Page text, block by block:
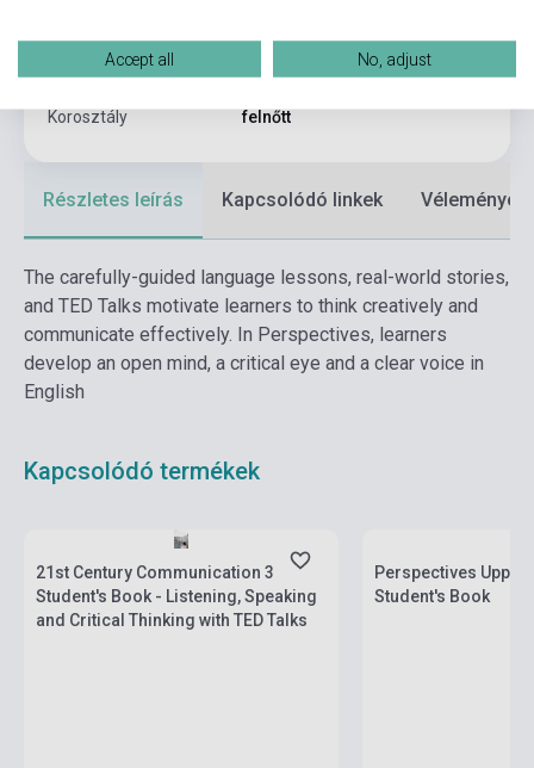
Nyelv Angol
Korosztály felnőtt
Részletes leírás Kapcsolódó linkek Vélemények
The carefully-guided language lessons, real-world stories,
and TED Talks motivate learners to think creatively and
communicate effectively. In Perspectives, learners
develop an open mind, a critical eye and a clear voice in
English
Kapcsolódó termékek
21st Century Communication 3
Student's Book - Listening, Speaking
and Critical Thinking with TED Talks
Perspectives
Student's Book
Accept all No, adjust